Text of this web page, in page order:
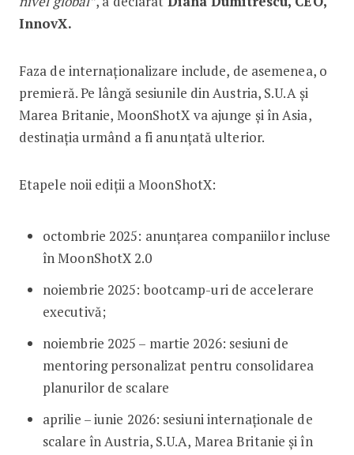
InnovX.
Faza de internaționalizare include, de asemenea, o
premieră. Pe lângă sesiunile din Austria, S.U.A și
Marea Britanie, MoonShotX va ajunge și în Asia,
destinația urmând a fi anunțată ulterior.
Etapele noii ediții a MoonShotX:
octombrie 2025: anunțarea companiilor incluse
în MoonShotX 2.0
noiembrie 2025: bootcamp-uri de accelerare
executivă;
noiembrie 2025 – martie 2026: sesiuni de
mentoring personalizat pentru consolidarea
planurilor de scalare
aprilie – iunie 2026: sesiuni internaționale de
scalare în Austria, S.U.A, Marea Britanie și în